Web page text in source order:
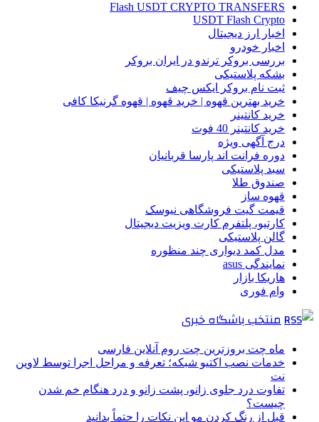
Flash USDT CRYPTO TRANSFERS
USDT Flash Crypto
اخبار ارز دیجیتال
اخبار خودرو
بررسی بروکر ترندو در ایران بروکر
بشکه پلاستیکی
ثبت نام بروکر ایکس چیف
خرید بهترین قهوه | خرید قهوه | قهوه گرنیکا کافی
خرید کانتینر
خرید کانتینر 40 فوت
درج آگهی ویژه
دوره فرانت اند پارسا قربانیان
سبد پلاستیکی
صندوق طلا
قهوه ساز
قیمت گیت فروشگاهی نیوسک
کارتیو، پلتفرم کارت ویزیت دیجیتال
گالن پلاستیکی
مدل کمد دیواری چند منظوره
نمایندگی asus
هاریکا بازار
وام فوری
منتخب باشگاه خبری
ماه چت بروزترین چت روم آنلاین فارسی
خدمات نصب اکتیو شبکه؛ تعرفه و مراحل اجرا توسط لاوین
نت
تفاوت درد جلوی زانو، پشت زانو و درد هنگام خم شدن
چیست؟
قبل از رنگ کردن مو این نکات را حتماً بدانید